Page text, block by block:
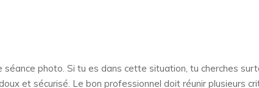
photo. Si tu es dans cette situation, tu cherches
et sécurisé. Le bon professionnel doit réunir plusieurs